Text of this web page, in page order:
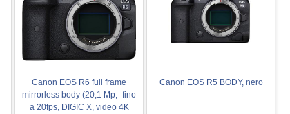
Canon EOS R6 full frame
mirrorless body (20,1 Mp,- fino
a 20fps, DIGIC X, video 4K
Canon EOS R5 BODY, nero